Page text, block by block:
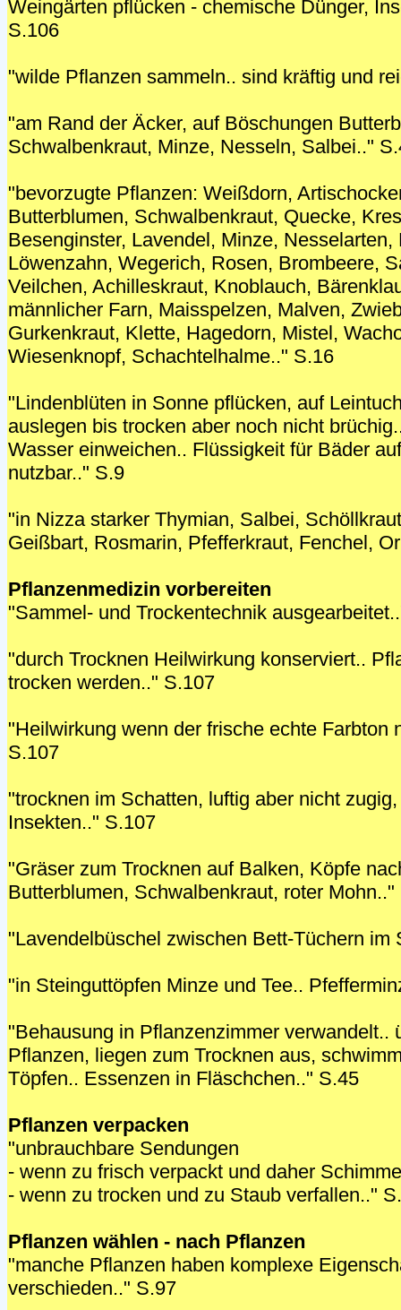
Weingärten pflücken - chemische Dünger,
S.106
"wilde Pflanzen sammeln.. sind kräftig und
"am Rand der Äcker, auf Böschungen
Schwalbenkraut, Minze, Nesseln, Salbei.."
"bevorzugte Pflanzen: Weißdorn,
Butterblumen, Schwalbenkraut, Quecke,
Besenginster, Lavendel, Minze, Nesselarten,
Löwenzahn, Wegerich, Rosen, Brombeere,
Veilchen, Achilleskraut, Knoblauch,
männlicher Farn, Maisspelzen, Malven,
Gurkenkraut, Klette, Hagedorn, Mistel,
Wiesenknopf, Schachtelhalme.." S.16
"Lindenblüten in Sonne pflücken, auf
auslegen bis trocken aber noch nicht
Wasser einweichen.. Flüssigkeit für Bäder
nutzbar.." S.9
"in Nizza starker Thymian, Salbei,
Geißbart, Rosmarin, Pfefferkraut, Fenchel,
Pflanzenmedizin vorbereiten
"Sammel- und Trockentechnik
"durch Trocknen Heilwirkung konserviert..
trocken werden.." S.107
"Heilwirkung wenn der frische echte Farbton
S.107
"trocknen im Schatten, luftig aber nicht
Insekten.." S.107
"Gräser zum Trocknen auf Balken, Köpfe
Butterblumen, Schwalbenkraut, roter Mohn.."
"Lavendelbüschel zwischen Bett-Tüchern im
"in Steinguttöpfen Minze und Tee..
"Behausung in Pflanzenzimmer verwandelt..
Pflanzen, liegen zum Trocknen aus,
Töpfen.. Essenzen in Fläschchen.." S.45
Pflanzen verpacken
"unbrauchbare Sendungen
- wenn zu frisch verpackt und daher
- wenn zu trocken und zu Staub verfallen.."
Pflanzen wählen - nach Pflanzen
"manche Pflanzen haben komplexe
verschieden.." S.97